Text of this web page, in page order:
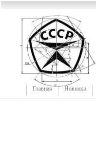
Главная Новинки